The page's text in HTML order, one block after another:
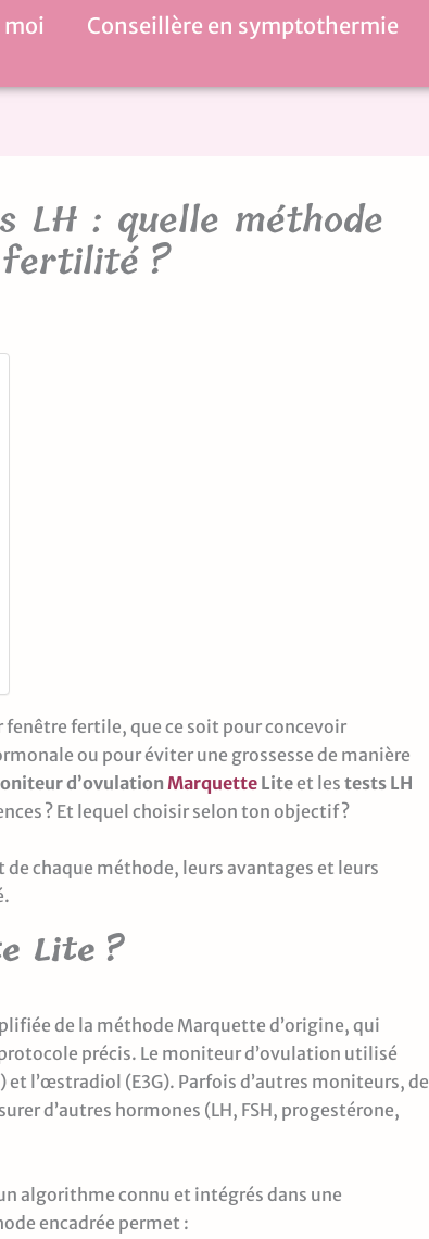
moi Conseillère en symptothermie
LH : quelle méthode
?
fertile, que ce soit pour concevoir
ou pour éviter une grossesse de manière
d’ovulationMarquette Liteet les tests LH
? Et lequel choisir selon ton objectif ?
chaque méthode, leurs avantages et leurs
Lite ?
de la méthode Marquette d’origine, qui
précis. Le moniteur d’ovulation utilisé
l’œstradiol (E3G). Parfois d’autres moniteurs, de
d’autres hormones (LH, FSH, progestérone,
algorithme connu et intégrés dans une
encadrée permet :